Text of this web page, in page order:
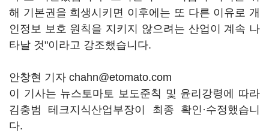
해 기본권을 희생시키면 이후에는 또 다른 이유로 개
인정보 보호 원칙을 지키지 않으려는 산업이 계속 나
타날 것"이라고 강조했습니다.
안창현 기자 chahn@etomato.com
이 기사는 뉴스토마토 보도준칙 및 윤리강령에 따라
김충범 테크지식산업부장이 최종 확인·수정했습니
다.